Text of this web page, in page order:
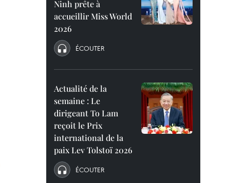
Ninh prête à
accueillir Miss World
2026
ÉCOUTER
Actualité de la
semaine : Le
dirigeant To Lam
reçoit le Prix
international de la
paix Lev Tolstoï 2026
ÉCOUTER